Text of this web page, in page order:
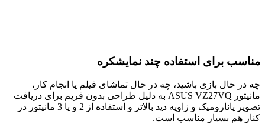
مناسب برای استفاده چند نمایشکره
چه در حال بازی باشید، چه در حال تماشای فیلم یا انجام کار،
مانیتور ASUS VZ27VQ به دلیل طراحی بدون فریم برای دریافت
تصویر پانارومیک و زاویه دید بالاتر و استفاده از 2 و یا 3 مانیتور در
کنار هم بسیار مناسب است.